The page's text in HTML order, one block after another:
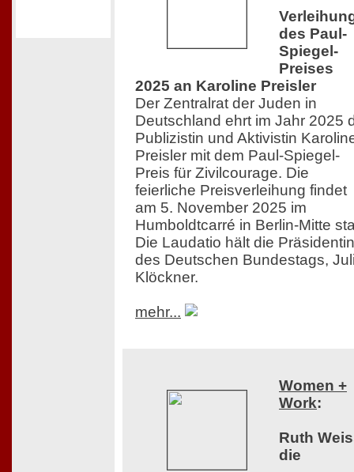
des Paul-
Spiegel-
Preises
2025 an Karoline Preisler
Der Zentralrat der Juden in
Deutschland ehrt im Jahr 2025
Publizistin und Aktivistin
Preisler mit dem Paul-Spiegel-
Preis für Zivilcourage. Die
feierliche Preisverleihung findet
am 5. November 2025 im
Humboldtcarré in Berlin-Mitte
Die Laudatio hält die Präsidentin
des Deutschen Bundestags,
Klöckner.
mehr...
Women +
Work:
Ruth
die